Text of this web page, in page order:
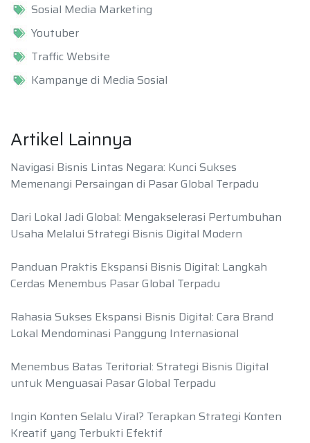
Sosial Media Marketing
Youtuber
Traffic Website
Kampanye di Media Sosial
Artikel Lainnya
Navigasi Bisnis Lintas Negara: Kunci Sukses
Memenangi Persaingan di Pasar Global Terpadu
Dari Lokal Jadi Global: Mengakselerasi Pertumbuhan
Usaha Melalui Strategi Bisnis Digital Modern
Panduan Praktis Ekspansi Bisnis Digital: Langkah
Cerdas Menembus Pasar Global Terpadu
Rahasia Sukses Ekspansi Bisnis Digital: Cara Brand
Lokal Mendominasi Panggung Internasional
Menembus Batas Teritorial: Strategi Bisnis Digital
untuk Menguasai Pasar Global Terpadu
Ingin Konten Selalu Viral? Terapkan Strategi Konten
Kreatif yang Terbukti Efektif